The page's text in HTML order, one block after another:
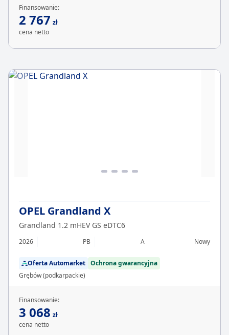
Finansowanie:
2 767 zł
cena netto
OPEL Grandland X
Grandland 1.2 mHEV GS eDTC6
2026 PB A Nowy
Oferta Automarket Ochrona gwarancyjna
Grębów (podkarpackie)
Finansowanie:
3 068 zł
cena netto